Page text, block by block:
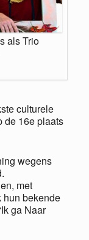
als Trio
culturele
de 16e plaats
wegens
met
hun bekende
ga Naar